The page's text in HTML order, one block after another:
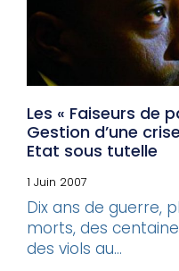
Les « Faiseurs de
Gestion d’une
Etat sous tutelle
1 Juin 2007
Dix ans de guerre,
morts, des
des viols au...